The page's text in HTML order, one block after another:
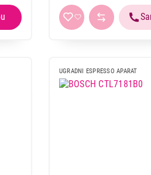
UGRADNI ESPRESSO APARAT